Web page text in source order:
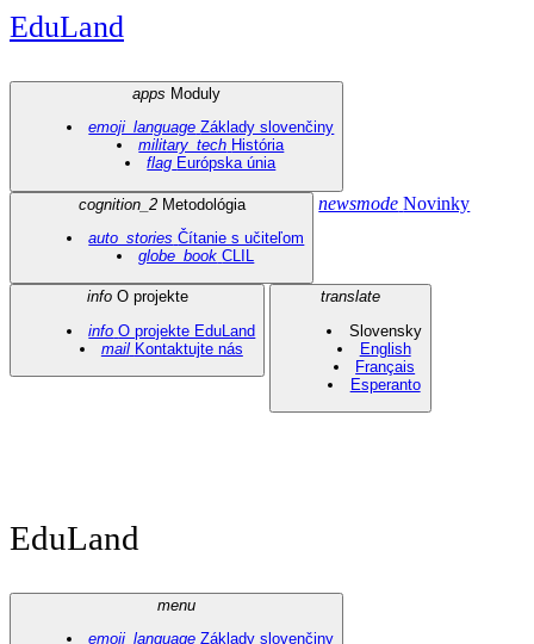
EduLand
apps Moduly
emoji_language Základy slovenčiny
military_tech História
flag Európska únia
cognition_2Metodológia
auto_stories Čítanie s učiteľom
globe_book CLIL
newsmode Novinky
infoO projekte
info O projekte EduLand
mail Kontaktujte nás
translate
Slovensky
English
Français
Esperanto
EduLand
menu
emoji_language Základy slovenčiny